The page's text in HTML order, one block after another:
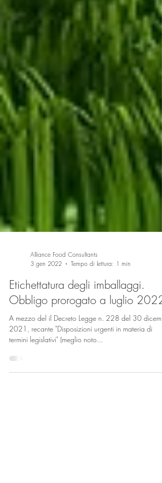
Alliance Food Consultants
3 gen 2022
Tempo di lettura: 1 min
Etichettatura degli imballaggi.
Obbligo prorogato a luglio 2022
A mezzo del il Decreto Legge n. 228 del 30
2021, recante "Disposizioni urgenti in materia di